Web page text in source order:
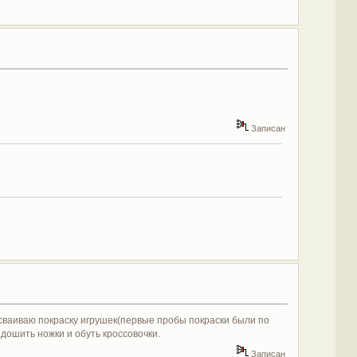
Записан
покраску игрушек(первые пробы покраски были по
ножки и обуть кроссовочки.
Записан